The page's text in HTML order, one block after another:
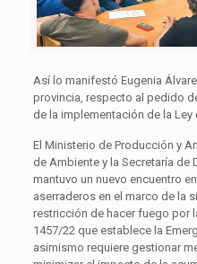
Así lo manifestó Eugenia
provincia, respecto al pedido
de la implementación de la Ley
El Ministerio de Producción y
de Ambiente y la Secretaría de
mantuvo un nuevo encuentro
aserraderos en el marco de la
restricción de hacer fuego por
1457/22 que establece la
asimismo requiere gestionar